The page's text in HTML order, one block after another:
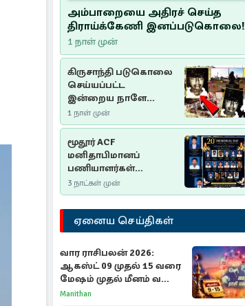
அம்பாறையை அதிரச் செய்த
திராய்க்கேணி இனப்படுகொலை!
1 நாள் முன்
கிருசாந்தி படுகொலை
செய்யப்பட்ட
இன்றைய நாளே
செம்மணி
இனப்படுகொலை
தினம்…!
1 நாள் முன்
மூதூர் ACF
மனிதாபிமானப்
பணியாளர்கள்
படுகொலை (2006): 20
ஆண்டுகளாகியும் நீதி
மறுக்கப்பட்ட
மனிதாபிமானப்
பேரவலம்
3 நாட்கள் முன்
ஏனைய செய்திகள்
வார ராசிபலன் 2026:
ஆகஸ்ட் 09 முதல் 15 வரை
மேஷம் முதல் மீனம் வரை
முழு பலன்கள்
Manithan